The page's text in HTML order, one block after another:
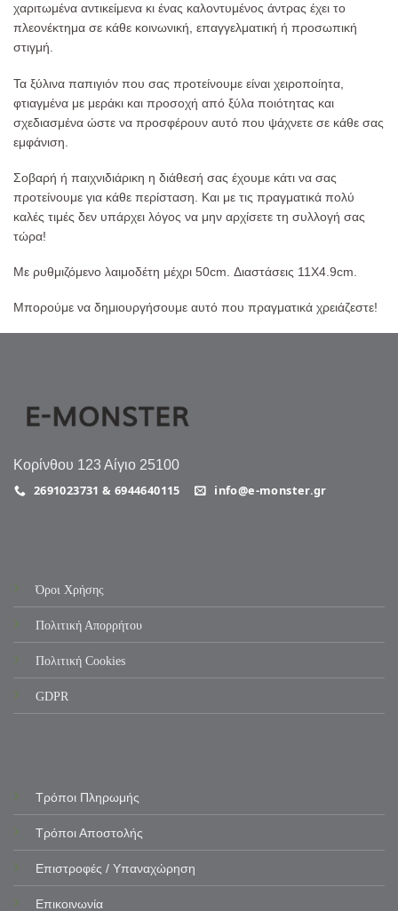
χαριτωμένα αντικείμενα κι ένας καλοντυμένος άντρας έχει το
πλεονέκτημα σε κάθε κοινωνική, επαγγελματική ή προσωπική
στιγμή.
Τα ξύλινα παπιγιόν που σας προτείνουμε είναι χειροποίητα,
φτιαγμένα με μεράκι και προσοχή από ξύλα ποιότητας και
σχεδιασμένα ώστε να προσφέρουν αυτό που ψάχνετε σε κάθε σας
εμφάνιση.
Σοβαρή ή παιχνιδιάρικη η διάθεσή σας έχουμε κάτι να σας
προτείνουμε για κάθε περίσταση. Και με τις πραγματικά πολύ
καλές τιμές δεν υπάρχει λόγος να μην αρχίσετε τη συλλογή σας
τώρα!
Με ρυθμιζόμενο λαιμοδέτη μέχρι 50cm. Διαστάσεις 11Χ4.9cm.
Μπορούμε να δημιουργήσουμε αυτό που πραγματικά χρειάζεστε!
Κορίνθου 123 Αίγιο 25100
2691023731 & 6944640115 info@e-monster.gr
Όροι Χρήσης
Πολιτική Απορρήτου
Πολιτική Cookies
GDPR
Τρόποι Πληρωμής
Τρόποι Αποστολής
Επιστροφές / Υπαναχώρηση
Επικοινωνία